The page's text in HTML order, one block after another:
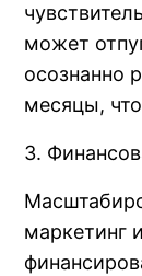
может
осознанно
месяцы,
3.
маркетинг